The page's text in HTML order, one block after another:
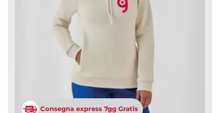
Consegna express 7gg Gratis